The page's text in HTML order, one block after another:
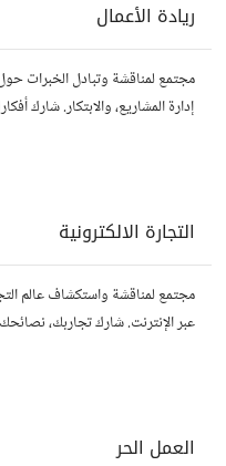
ريادة الأعمال
مجتمع لمناقشة وتبادل الخبرات
إدارة المشاريع، والابتكار. شارك
التجارة الالكترونية
مجتمع لمناقشة واستكشاف عالم
عبر الإنترنت. شارك تجاربك،
العمل الحر